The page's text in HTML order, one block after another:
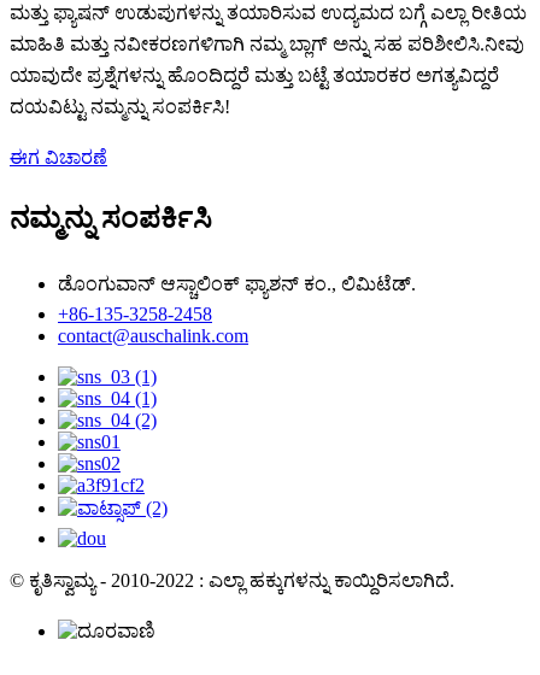
ಮತ್ತು ಫ್ಯಾಷನ್ ಉಡುಪುಗಳನ್ನು ತಯಾರಿಸುವ ಉದ್ಯಮದ ಬಗ್ಗೆ ಎಲ್ಲಾ ರೀತಿಯ
ಮಾಹಿತಿ ಮತ್ತು ನವೀಕರಣಗಳಿಗಾಗಿ ನಮ್ಮ ಬ್ಲಾಗ್ ಅನ್ನು ಸಹ ಪರಿಶೀಲಿಸಿ.ನೀವು
ಯಾವುದೇ ಪ್ರಶ್ನೆಗಳನ್ನು ಹೊಂದಿದ್ದರೆ ಮತ್ತು ಬಟ್ಟೆ ತಯಾರಕರ ಅಗತ್ಯವಿದ್ದರೆ
ದಯವಿಟ್ಟು ನಮ್ಮನ್ನು ಸಂಪರ್ಕಿಸಿ!
ಈಗ ವಿಚಾರಣೆ
ನಮ್ಮನ್ನು ಸಂಪರ್ಕಿಸಿ
ಡೊಂಗುವಾನ್ ಆಸ್ಚಾಲಿಂಕ್ ಫ್ಯಾಶನ್ ಕಂ., ಲಿಮಿಟೆಡ್.
+86-135-3258-2458
contact@auschalink.com
© ಕೃತಿಸ್ವಾಮ್ಯ - 2010-2022 : ಎಲ್ಲಾ ಹಕ್ಕುಗಳನ್ನು ಕಾಯ್ದಿರಿಸಲಾಗಿದೆ.